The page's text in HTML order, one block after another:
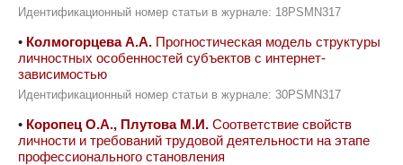
Идентификационный номер статьи в журнале: 18PSMN317
• Колмогорцева А.А. Прогностическая модель структуры
личностных особенностей субъектов с интернет-
зависимостью
Идентификационный номер статьи в журнале: 30PSMN317
• Коропец О.А., Плутова М.И. Соответствие свойств
личности и требований трудовой деятельности на этапе
профессионального становления